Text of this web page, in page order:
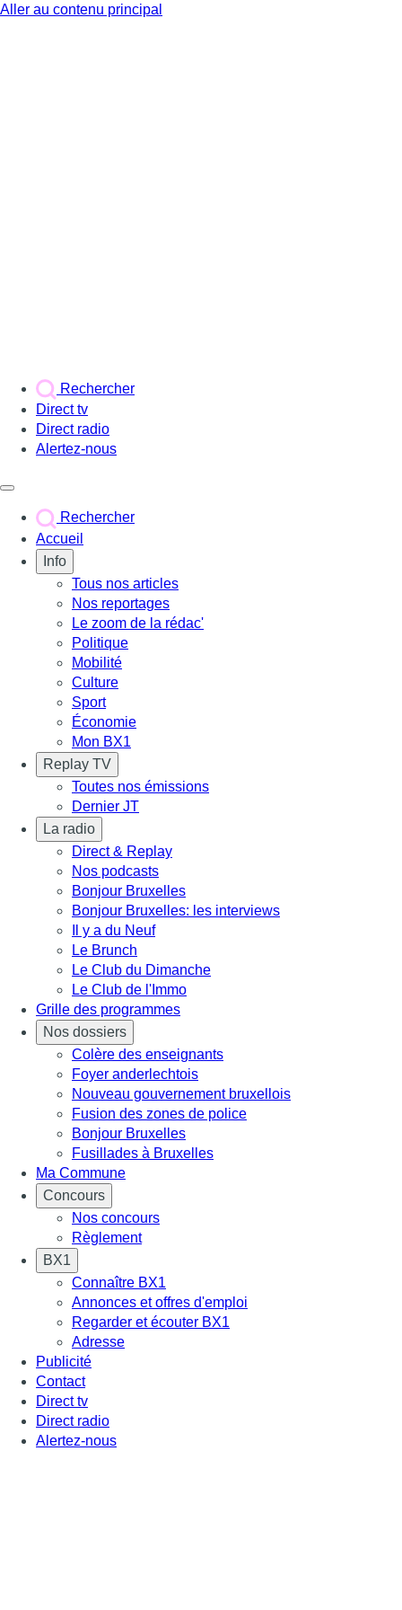
Aller au contenu principal
Rechercher
Direct tv
Direct radio
Alertez-nous
Rechercher
Accueil
Info
Tous nos articles
Nos reportages
Le zoom de la rédac'
Politique
Mobilité
Culture
Sport
Économie
Mon BX1
Replay TV
Toutes nos émissions
Dernier JT
La radio
Direct & Replay
Nos podcasts
Bonjour Bruxelles
Bonjour Bruxelles: les interviews
Il y a du Neuf
Le Brunch
Le Club du Dimanche
Le Club de l'Immo
Grille des programmes
Nos dossiers
Colère des enseignants
Foyer anderlechtois
Nouveau gouvernement bruxellois
Fusion des zones de police
Bonjour Bruxelles
Fusillades à Bruxelles
Ma Commune
Concours
Nos concours
Règlement
BX1
Connaître BX1
Annonces et offres d'emploi
Regarder et écouter BX1
Adresse
Publicité
Contact
Direct tv
Direct radio
Alertez-nous